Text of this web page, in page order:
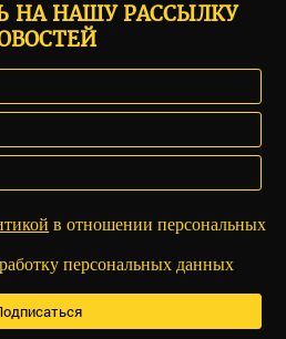
НА НАШУ РАССЫЛКУ
в отношении персональных
персональных данных